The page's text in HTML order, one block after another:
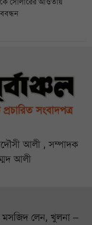
আলী , সম্পাদক
আলী
লেন, খুলনা –